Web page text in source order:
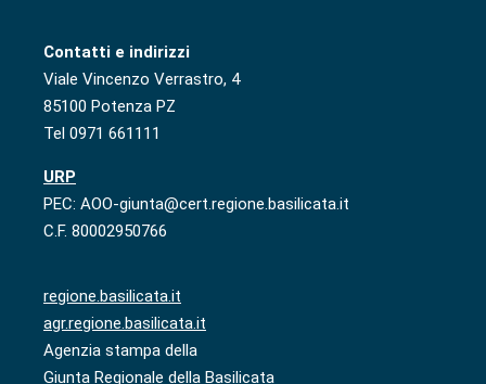
Contatti e indirizzi
Viale Vincenzo Verrastro, 4
85100 Potenza PZ
Tel 0971 661111
URP
PEC: AOO-giunta@cert.regione.basilicata.it
C.F. 80002950766
regione.basilicata.it
agr.regione.basilicata.it
Agenzia stampa della
Giunta Regionale della Basilicata